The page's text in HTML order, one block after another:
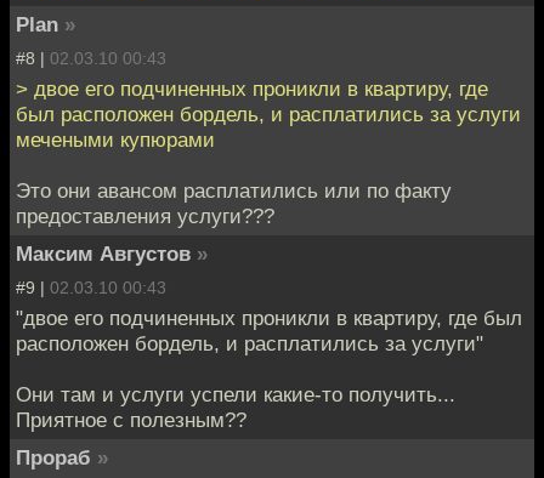
Plan »
#8 | 02.03.10 00:43
> двое его подчиненных проникли в квартиру, где
был расположен бордель, и расплатились за услуги
мечеными купюрами
Это они авансом расплатились или по факту
предоставления услуги???
Максим Августов »
#9 | 02.03.10 00:43
"двое его подчиненных проникли в квартиру, где был
расположен бордель, и расплатились за услуги"
Они там и услуги успели какие-то получить...
Приятное с полезным??
Прораб »